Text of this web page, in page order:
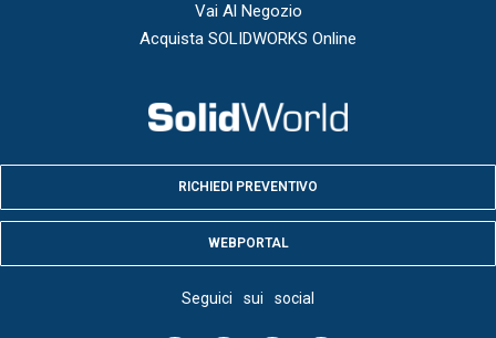
Vai Al Negozio
Acquista SOLIDWORKS Online
RICHIEDI PREVENTIVO
WEBPORTAL
Seguici sui social